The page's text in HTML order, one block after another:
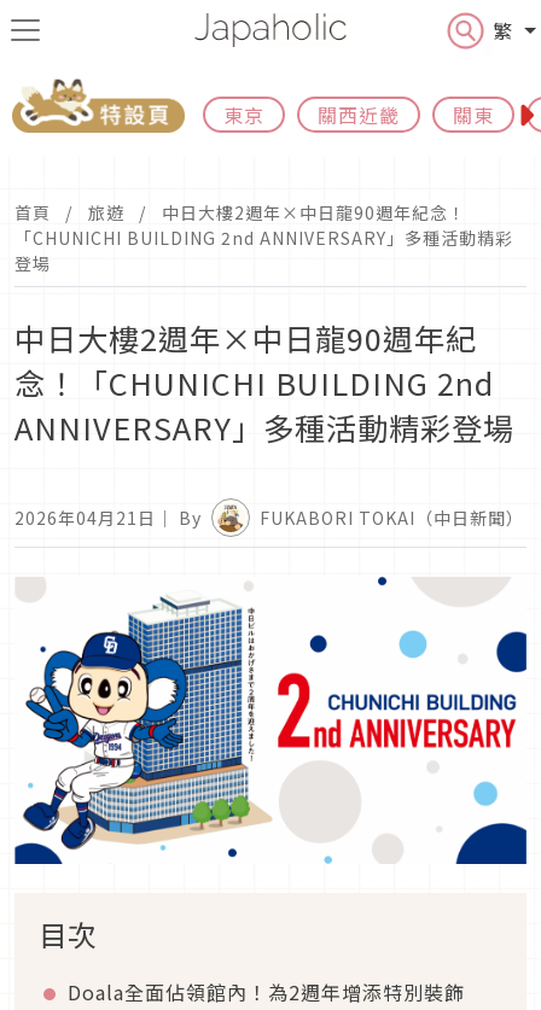
繁
東京 關西近畿 關東
首頁 旅遊
中日大樓2週年×中日龍90週年紀念！
「CHUNICHI BUILDING 2nd ANNIVERSARY」多種活動精彩
登場
中日大樓2週年×中日龍90週年紀
念！「CHUNICHI BUILDING 2nd
ANNIVERSARY」多種活動精彩登場
2026年04月21日 ｜ By FUKABORI TOKAI（中日新聞）
目次
Doala全面佔領館內！為2週年增添特別裝飾